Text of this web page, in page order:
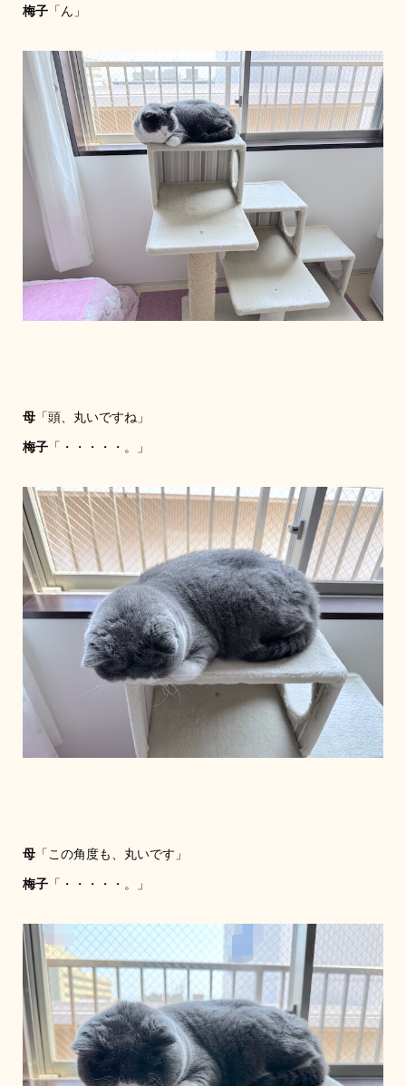
梅子「ん」
母「頭、丸いですね」
梅子「・・・・・。」
母「この角度も、丸いです」
梅子「・・・・・。」